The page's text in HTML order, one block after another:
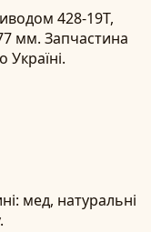
428-19T,
мм. Запчастина
Україні.
мед, натуральні